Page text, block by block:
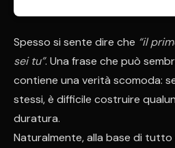
Spesso si sente dire che “il
sei tu”. Una frase che può
contiene una verità scomoda:
stessi, è difficile costruire
duratura.
Naturalmente, alla base di tutto